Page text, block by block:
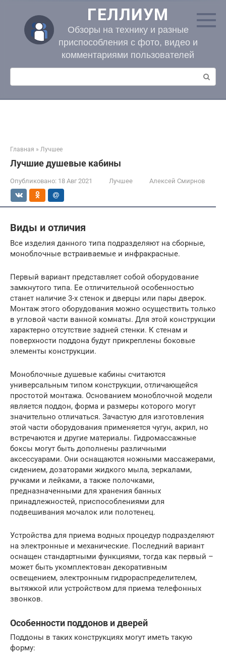
контенту
ГЕЛЛИУМ
Обзоры на технику и разные
приспособления с фото, видео и
комментариями пользователей
Поиск:
Главная » Лучшее
Лучшие душевые кабины
Опубликовано: 18 Авг 2021 Лучшее Алексей Смирнов
Виды и отличия
Все изделия данного типа подразделяют на сборные,
моноблочные встраиваемые и инфракрасные.
Первый вариант представляет собой оборудование
замкнутого типа. Ее отличительной особенностью
станет наличие 3-х стенок и дверцы или пары дверок.
Монтаж этого оборудования можно осуществить только
в угловой части ванной комнаты. Для этой конструкции
характерно отсутствие задней стенки. К стенам и
поверхности поддона будут прикреплены боковые
элементы конструкции.
Моноблочные душевые кабины считаются
универсальным типом конструкции, отличающейся
простотой монтажа. Основанием моноблочной модели
является поддон, форма и размеры которого могут
значительно отличаться. Зачастую для изготовления
этой части оборудования применяется чугун, акрил, но
встречаются и другие материалы. Гидромассажные
боксы могут быть дополнены различными
аксессуарами. Они оснащаются ножными массажерами,
сидением, дозаторами жидкого мыла, зеркалами,
ручками и лейками, а также полочками,
предназначенными для хранения банных
принадлежностей, приспособлениями для
подвешивания мочалок или полотенец.
Устройства для приема водных процедур подразделяют
на электронные и механические. Последний вариант
оснащен стандартными функциями, тогда как первый –
может быть укомплектован декоративным
освещением, электронным гидрораспределителем,
вытяжкой или устройством для приема телефонных
звонков.
Особенности поддонов и дверей
Поддоны в таких конструкциях могут иметь такую
форму: